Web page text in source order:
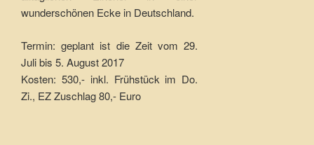
wunderschönen Ecke in Deutschland.
Termin: geplant ist die Zeit vom 29.
Juli bis 5. August 2017
Kosten: 530,- inkl. Frühstück im Do.
Zi., EZ Zuschlag 80,- Euro